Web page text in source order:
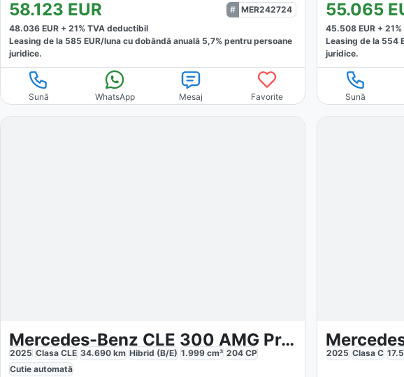
58.123 EUR
MER242724
48.036 EUR + 21% TVA deductibil
Leasing de la 585 EUR/luna cu dobăndă anuală 5,7% pentru persoane
juridice.
Sună WhatsApp Mesaj Favorite
55.065
45.508 EUR +21
Leasing de la 554
juridice.
Sună
Mercedes-Benz CLE 300 AMG Premium
2025 Clasa CLE 34.690 km Hibrid (B/E) 1.999 cm³ 204 CP
Cutie automată
2025 Clasa C